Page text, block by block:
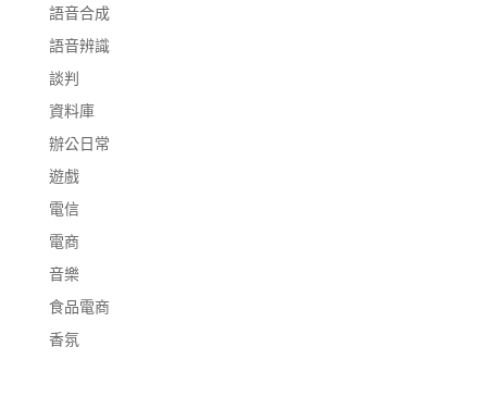
語音合成
語音辨識
談判
資料庫
辦公日常
遊戲
電信
電商
音樂
食品電商
香氛